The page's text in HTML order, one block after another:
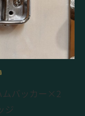
バッカー×2
ジ